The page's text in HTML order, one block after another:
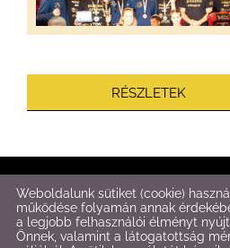
RÉSZLETEK
© 2026 -
Oldal információkl Adatkezelési
Weboldalunk sütiket (cookie) használ
működése folyamán annak
a legjobb felhasználói élményt
Önnek, valamint a látogatottság